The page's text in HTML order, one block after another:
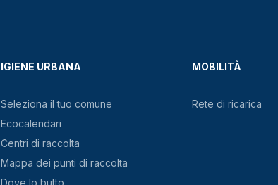
IGIENE URBANA
Seleziona il tuo comune
Ecocalendari
Centri di raccolta
Mappa dei punti di raccolta
Dove lo butto
MOBILITÀ
Rete di ricarica